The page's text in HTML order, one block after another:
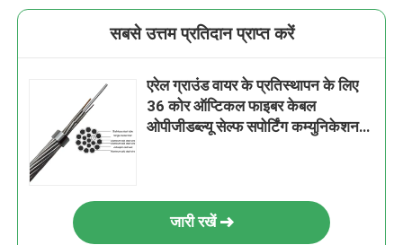
सबसे उत्तम प्रतिदान प्राप्त करें
एरेल ग्राउंड वायर के प्रतिस्थापन के लिए
36 कोर ऑप्टिकल फाइबर केबल
ओपीजीडब्ल्यू सेल्फ सपोर्टिंग कम्युनिकेशन
जारी रखें